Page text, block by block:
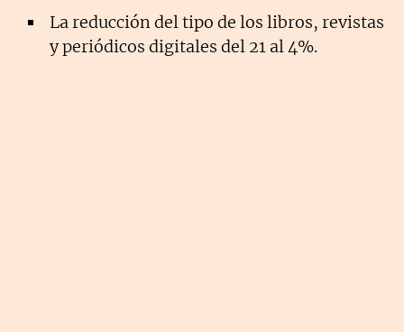
La reducción del tipo de los libros, revistas
y periódicos digitales del 21 al 4%.